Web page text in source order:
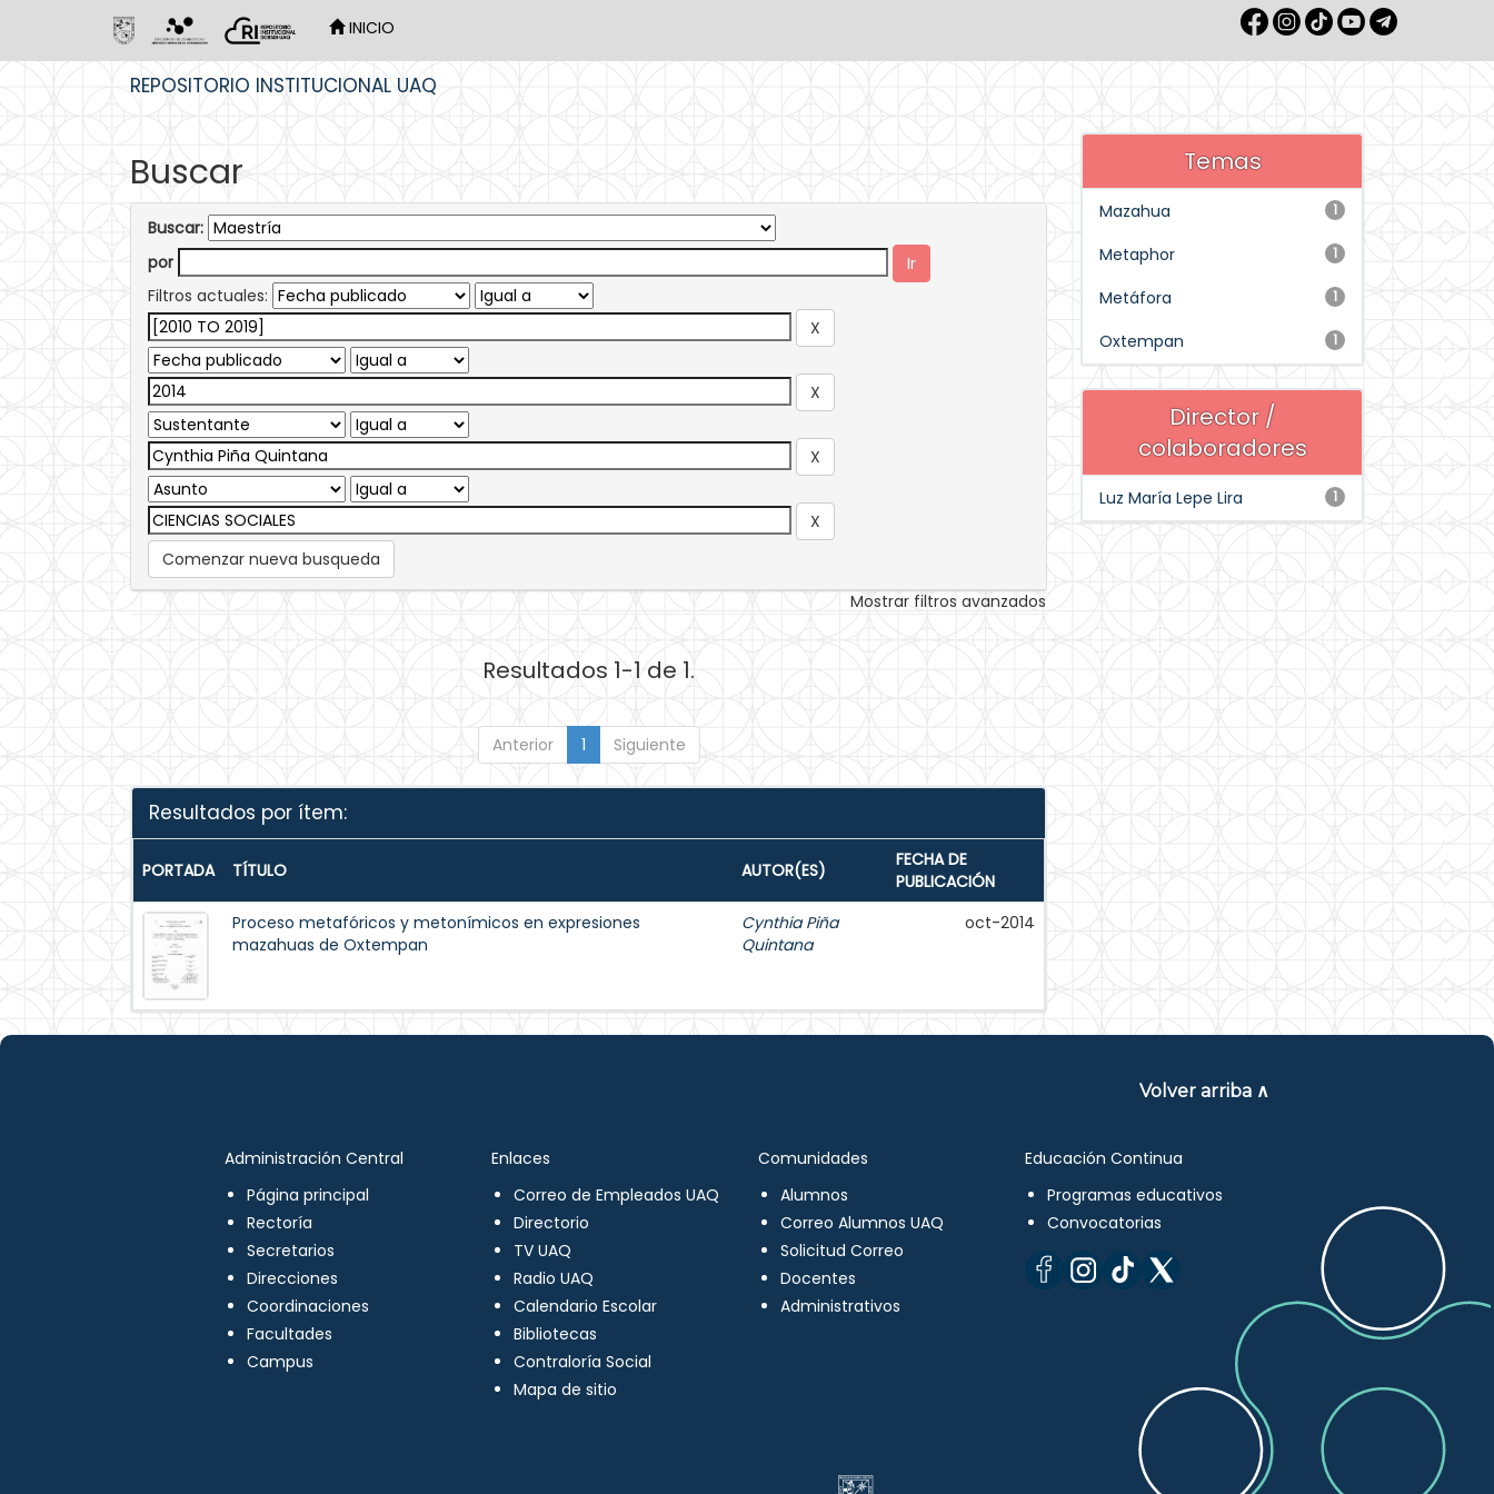
INICIO
REPOSITORIO INSTITUCIONAL UAQ
Buscar
Buscar:
por
Filtros actuales:
Comenzar nueva busqueda
Mostrar filtros avanzados
Resultados 1-1 de 1.
Anterior 1 Siguiente
Resultados por ítem:
PORTADA TÍTULO AUTOR(ES)
FECHA DE
PUBLICACIÓN
Proceso metafóricos y metonímicos en expresiones
mazahuas de Oxtempan
Cynthia Piña
Quintana
oct-2014
Temas
1
Mazahua
1
Metaphor
1
Metáfora
1
Oxtempan
Director /
colaboradores
1
Luz María Lepe Lira
Volver arriba ∧
Administración Central
Página principal
Rectoría
Secretarios
Direcciones
Coordinaciones
Facultades
Campus
Enlaces
Correo de Empleados UAQ
Directorio
TV UAQ
Radio UAQ
Calendario Escolar
Bibliotecas
Contraloría Social
Mapa de sitio
Comunidades
Alumnos
Correo Alumnos UAQ
Solicitud Correo
Docentes
Administrativos
Educación Continua
Programas educativos
Convocatorias